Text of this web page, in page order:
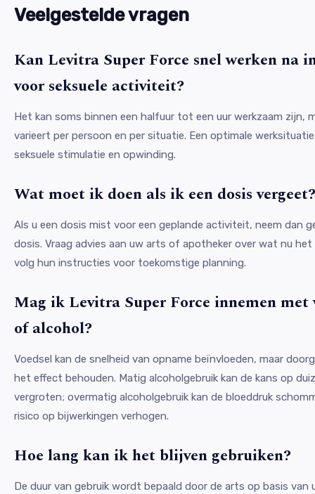
Veelgestelde vragen
Kan Levitra Super Force snel werken na
voor seksuele activiteit?
Het kan soms binnen een halfuur tot een uur werkzaam zijn,
varieert per persoon en per situatie. Een optimale
seksuele stimulatie en opwinding.
Wat moet ik doen als ik een dosis vergeet?
Als u een dosis mist voor een geplande activiteit, neem dan
dosis. Vraag advies aan uw arts of apotheker over wat nu
volg hun instructies voor toekomstige planning.
Mag ik Levitra Super Force innemen met
of alcohol?
Voedsel kan de snelheid van opname beïnvloeden, maar
het effect behouden. Matig alcoholgebruik kan de kans op
vergroten; overmatig alcoholgebruik kan de bloeddruk
risico op bijwerkingen verhogen.
Hoe lang kan ik het blijven gebruiken?
De duur van gebruik wordt bepaald door de arts op basis van